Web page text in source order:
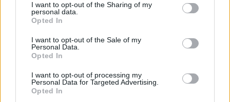
I want to opt-out of the Sharing of my
personal data.
Opted In
I want to opt-out of the Sale of my
Personal Data.
Opted In
I want to opt-out of processing my
Personal Data for Targeted Advertising.
Opted In
ΠΕΡΙΣΣΟΤΕΡΑ
ΣΧΕΤΙΚA AΡΘΡΑ